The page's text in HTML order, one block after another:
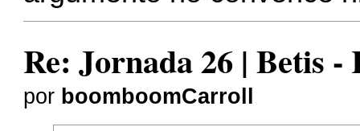
Re: Jornada 26 | Betis
por boomboomCarroll